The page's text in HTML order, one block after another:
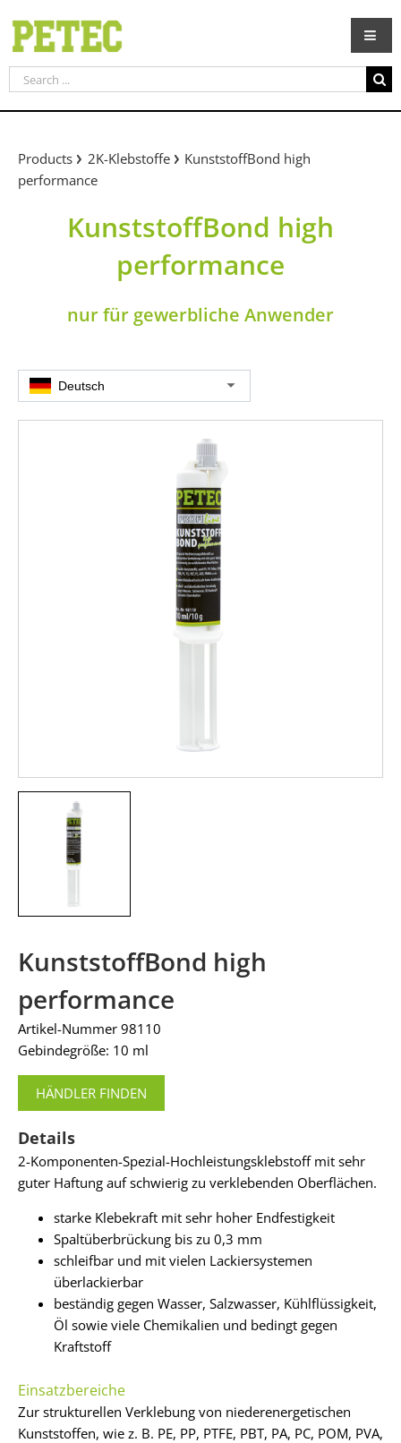
content
Search
for:
Products 2K-Klebstoffe
KunststoffBond high
performance
KunststoffBond high
performance
nur für gewerbliche Anwender
Deutsch
KunststoffBond high
performance
Artikel-Nummer 98110
Gebindegröße: 10 ml
HÄNDLER FINDEN
Details
2-Komponenten-Spezial-Hochleistungsklebstoff mit sehr
guter Haftung auf schwierig zu verklebenden Oberflächen.
starke Klebekraft mit sehr hoher Endfestigkeit
Spaltüberbrückung bis zu 0,3 mm
schleifbar und mit vielen Lackiersystemen
überlackierbar
beständig gegen Wasser, Salzwasser, Kühlflüssigkeit,
Öl sowie viele Chemikalien und bedingt gegen
Kraftstoff
Einsatzbereiche
Zur strukturellen Verklebung von niederenergetischen
Kunststoffen, wie z. B. PE, PP, PTFE, PBT, PA, PC, POM, PVA,